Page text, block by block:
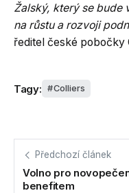
Žalský, který se bude
na růstu a rozvoji
ředitel české pobočky
Tagy: Colliers
Předchozí článek
Volno pro
benefitem